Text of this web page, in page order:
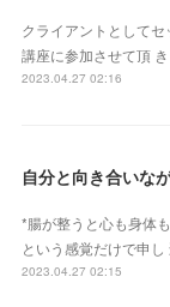
クライアントとしてセ
講座に参加させて頂
2023.04.27 02:16
*腸が整うと心も身体
という感覚だけで申
2023.04.27 02:15